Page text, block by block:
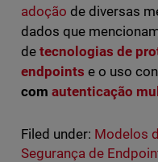
adoção de diversas
dados que
de tecnologias de
endpoints e o uso
com autenticação
Filed under: Modelos
Segurança de